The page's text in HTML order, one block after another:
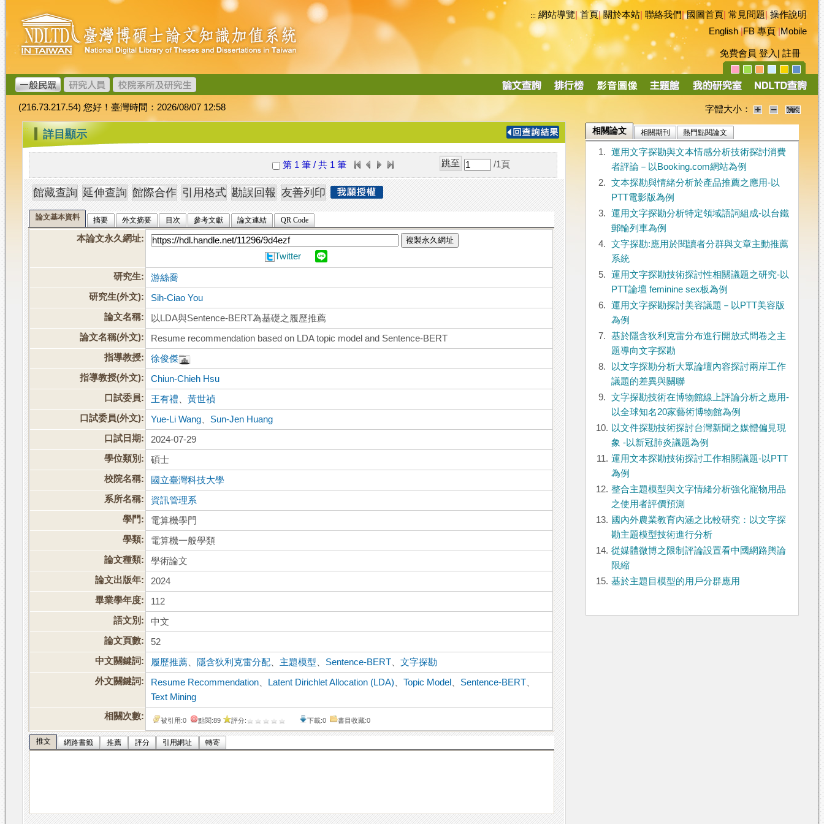
跳
到
主
要
內
容
臺
灣
博
碩
士
論
文
加
值
系
統
::: 網站導覽|首頁|關於本站 聯絡我們|國圖首頁 常見問題|操作說明
English|FB 專頁|Mobile
免費會員 登入 註冊
導
(216.73.217.54) 您好！臺灣時間：2026/08/07 12:58 字體大小：
::: 詳目顯示
第 1 筆 / 共 1 筆 /1 頁
論文基本資料 摘要 外文摘要 目次 參考文獻 論文連結 QR Code
本論文永久網址: 複製永久網址
Twitter
研究生:
游絲喬
研究生(外文):
Sih-Ciao You
論文名稱:
以LDA與Sentence-BERT為基礎之履歷推薦
論文名稱(外文):
Resume recommendation based on LDA topic model and Sentence-BERT
指導教授:
徐俊傑
指導教授(外文):
Chiun-Chieh Hsu
口試委員:
王有禮 、黃世禎
口試委員(外文):
Yue-Li Wang
Sun-Jen Huang
口試日期:
2024-07-29
學位類別:
碩士
校院名稱:
國立臺灣科技大學
系所名稱:
資訊管理系
學門:
電算機學門
學類:
電算機一般學類
論文種類:
學術論文
論文出版年:
2024
畢業學年度:
112
語文別:
中文
論文頁數:
52
中文關鍵詞:
履歷推薦 隱含狄利克雷分配 主題模型 Sentence-BERT 、文字探勘
外文關鍵詞:
Resume Recommendation Latent Dirichlet Allocation (LDA) 、Topic Model Sentence-BERT
Text Mining
相關次數:
被引用:0 點閱:89 評分: 下載:0 書目收藏:0
推文 網路書籤 推薦 評分 引用網址 轉寄
相關論文 相關期刊 熱門點閱論文
1.
運用文字探勘與文本情感分析技術探討消費
者評論－以Booking.com網站為例
2.
文本探勘與情緒分析於產品推薦之應用-以
PTT電影版為例
3.
運用文字探勘分析特定領域語詞組成-以台鐵
郵輪列車為例
4.
文字探勘:應用於閱讀者分群與文章主動推薦
系統
5.
運用文字探勘技術探討性相關議題之研究-以
PTT論壇 feminine sex板為例
6.
運用文字探勘探討美容議題－以PTT美容版
為例
7.
基於隱含狄利克雷分布進行開放式問卷之主
題導向文字探勘
8.
以文字探勘分析大眾論壇內容探討兩岸工作
議題的差異與關聯
9.
文字探勘技術在博物館線上評論分析之應用-
以全球知名20家藝術博物館為例
10. 以文件探勘技術探討台灣新聞之媒體偏見現
象 -以新冠肺炎議題為例
11. 運用文本探勘技術探討工作相關議題-以PTT
為例
12. 整合主題模型與文字情緒分析強化寵物用品
之使用者評價預測
13. 國內外農業教育內涵之比較研究：以文字探
勘主題模型技術進行分析
14. 從媒體微博之限制評論設置看中國網路輿論
限縮
15. 基於主題目模型的用戶分群應用